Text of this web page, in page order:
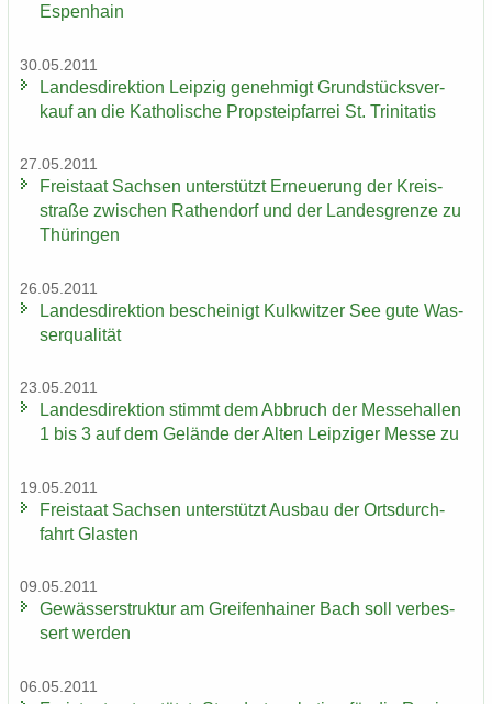
Es­pen­hain
30.05.2011
Lan­des­di­rek­ti­on Leip­zig ge­neh­migt Grund­stücks­ver­
kauf an die Ka­tho­li­sche Propstei­pfar­rei St. Tri­ni­ta­tis
27.05.2011
Frei­staat Sach­sen un­ter­stützt Er­neue­rung der Kreis­
stra­ße zwi­schen Ra­then­dorf und der Lan­des­gren­ze zu
Thü­rin­gen
26.05.2011
Lan­des­di­rek­ti­on be­schei­nigt Kulk­wit­zer See gute Was­
ser­qua­li­tät
23.05.2011
Lan­des­di­rek­ti­on stimmt dem Ab­bruch der Mes­se­hal­len
1 bis 3 auf dem Ge­län­de der Alten Leip­zi­ger Messe zu
19.05.2011
Frei­staat Sach­sen un­ter­stützt Aus­bau der Orts­durch­
fahrt Glas­ten
09.05.2011
Ge­wäs­ser­struk­tur am Grei­fen­hai­ner Bach soll ver­bes­
sert wer­den
06.05.2011